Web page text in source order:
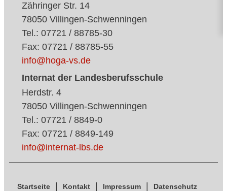
Zähringer Str. 14
78050 Villingen-Schwenningen
Tel.: 07721 / 88785-30
Fax: 07721 / 88785-55
info@hoga-vs.de
Internat der Landesberufsschule
Herdstr. 4
78050 Villingen-Schwenningen
Tel.: 07721 / 8849-0
Fax: 07721 / 8849-149
info@internat-lbs.de
Startseite Kontakt Impressum Datenschutz